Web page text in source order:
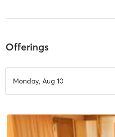
Offerings
Monday, Aug 10